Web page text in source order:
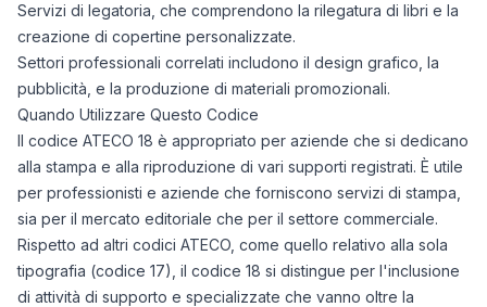
Servizi di legatoria, che comprendono la rilegatura di libri e la
creazione di copertine personalizzate.
Settori professionali correlati includono il design grafico, la
pubblicità, e la produzione di materiali promozionali.
Quando Utilizzare Questo Codice
Il codice ATECO 18 è appropriato per aziende che si dedicano
alla stampa e alla riproduzione di vari supporti registrati. È utile
per professionisti e aziende che forniscono servizi di stampa,
sia per il mercato editoriale che per il settore commerciale.
Rispetto ad altri codici ATECO, come quello relativo alla sola
tipografia (codice 17), il codice 18 si distingue per l'inclusione
di attività di supporto e specializzate che vanno oltre la